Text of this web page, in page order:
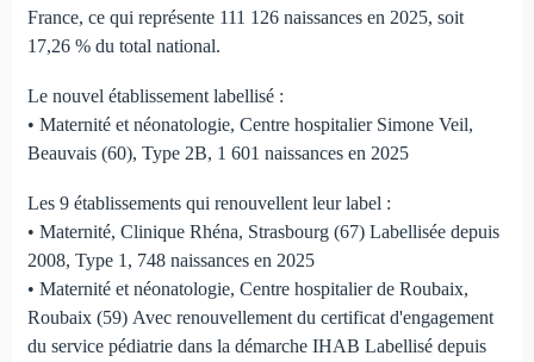
France, ce qui représente 111 126 naissances en 2025, soit
17,26 % du total national.
Le nouvel établissement labellisé :
• Maternité et néonatologie, Centre hospitalier Simone Veil,
Beauvais (60), Type 2B, 1 601 naissances en 2025
Les 9 établissements qui renouvellent leur label :
• Maternité, Clinique Rhéna, Strasbourg (67) Labellisée depuis
2008, Type 1, 748 naissances en 2025
• Maternité et néonatologie, Centre hospitalier de Roubaix,
Roubaix (59) Avec renouvellement du certificat d'engagement
du service pédiatrie dans la démarche IHAB Labellisé depuis